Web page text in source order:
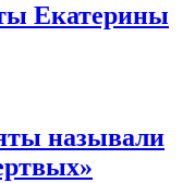
Екатерины
называли